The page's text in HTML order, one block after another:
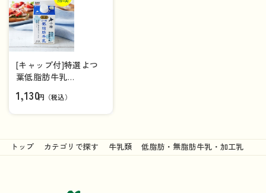
[キャップ付]特選よつ
葉低脂肪牛乳
ス）
1,130円（税込）
トップ カテゴリで探す 牛乳類 低脂肪・無脂肪牛乳・加工乳